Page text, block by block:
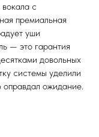
с
премиальная
уши
— это гарантия
довольных
системы уделили
оправдал ожидание.